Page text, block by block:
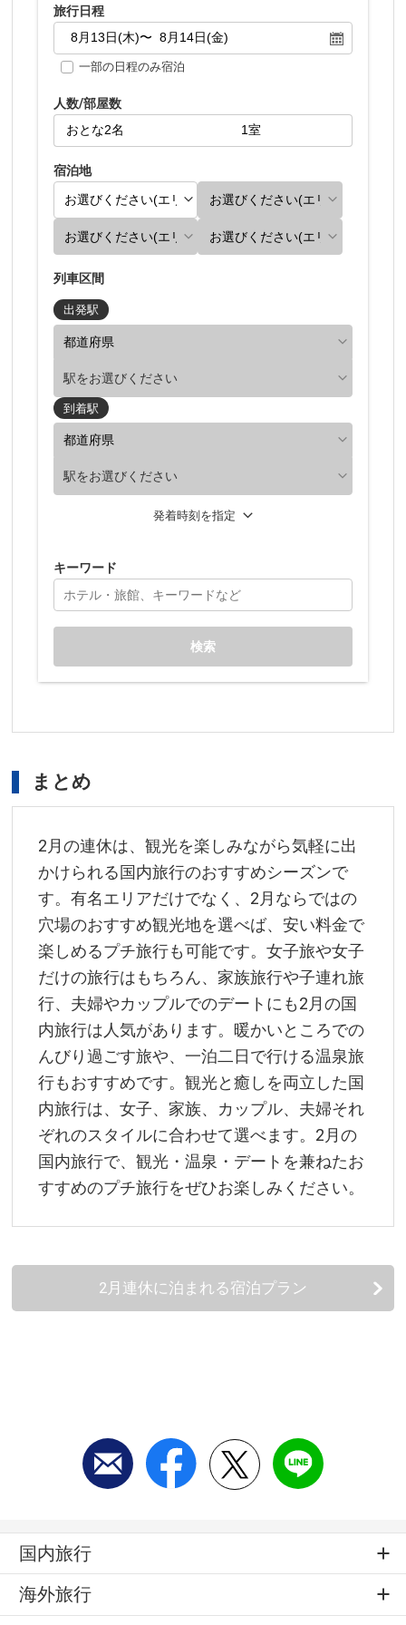
旅行日程
一部の日程のみ宿泊
人数/部屋数
宿泊地
列車区間
出発駅
駅をお選びください
到着駅
駅をお選びください
発着時刻を指定
キーワード
検索
まとめ
2月の連休は、観光を楽しみながら気軽に出
かけられる国内旅行のおすすめシーズンで
す。有名エリアだけでなく、2月ならではの
穴場のおすすめ観光地を選べば、安い料金で
楽しめるプチ旅行も可能です。女子旅や女子
だけの旅行はもちろん、家族旅行や子連れ旅
行、夫婦やカップルでのデートにも2月の国
内旅行は人気があります。暖かいところでの
んびり過ごす旅や、一泊二日で行ける温泉旅
行もおすすめです。観光と癒しを両立した国
内旅行は、女子、家族、カップル、夫婦それ
ぞれのスタイルに合わせて選べます。2月の
国内旅行で、観光・温泉・デートを兼ねたお
すすめのプチ旅行をぜひお楽しみください。
2月連休に泊まれる宿泊プラン
国内旅行
海外旅行